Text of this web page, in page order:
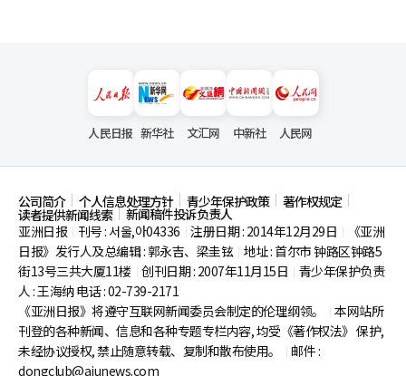
人民日报 新华社 文汇网 中新社 人民网
公司简介 个人信息处理方针 青少年保护政策 著作权规定
读者提供新闻线索
新闻稿件投诉负责人
亚洲日报
刊号 : 서울,아04336 注册日期 : 2014年12月29日
《亚洲
日报》发行人及总编辑 : 郭永吉、梁圭铉 地址 : 首尔市钟路区钟路5
街13号三共大厦11楼 创刊日期 : 2007年11月15日
青少年保护负责
人 : 王海纳 电话 : 02-739-2171
《亚洲日报》将遵守互联网新闻委员会制定的伦理纲领。
本网站所
刊登的各种新闻、信息和各种专题专栏内容, 均受《著作权法》 保护,
未经协议授权, 禁止随意转载、复制和散布使用。
邮件 :
dongclub@ajunews.com